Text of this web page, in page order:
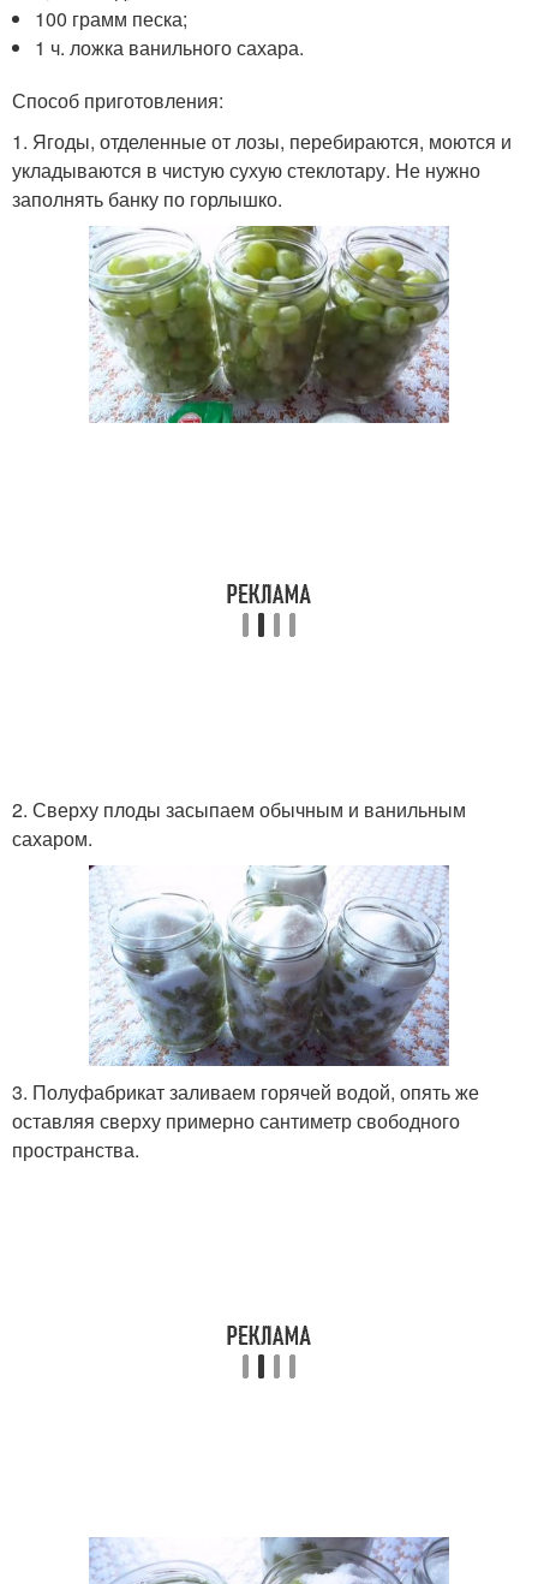
100 грамм песка;
1 ч. ложка ванильного сахара.
Способ приготовления:
1. Ягоды, отделенные от лозы, перебираются, моются и
укладываются в чистую сухую стеклотару. Не нужно
заполнять банку по горлышко.
2. Сверху плоды засыпаем обычным и ванильным
сахаром.
3. Полуфабрикат заливаем горячей водой, опять же
оставляя сверху примерно сантиметр свободного
пространства.